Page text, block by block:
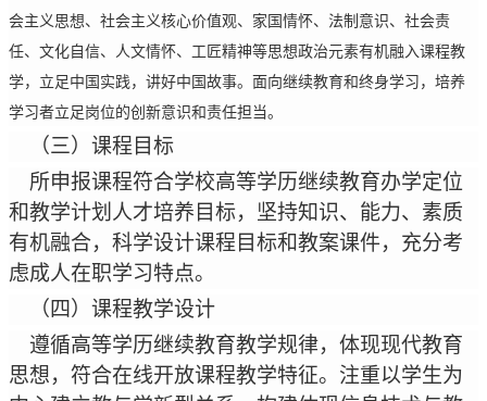
会主义思想、社会主义核心价值观、家国情怀、法制意识、社会责
任、文化自信、人文情怀、工匠精神等思想政治元素有机融入课程教
学，立足中国实践，讲好中国故事。面向继续教育和终身学习，培养
学习者立足岗位的创新意识和责任担当。
（三）课程目标
所申报课程符合学校高等学历继续教育办学定位
和教学计划人才培养目标，坚持知识、能力、素质
有机融合，科学设计课程目标和教案课件，充分考
虑成人在职学习特点。
（四）课程教学设计
遵循高等学历继续教育教学规律，体现现代教育
思想，符合在线开放课程教学特征。注重以学生为